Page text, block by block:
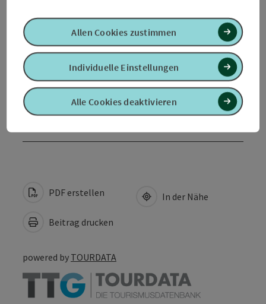
Preise
Eignung
PDF erstellen
Beitrag drucken
In der Nähe
powered by TOURDATA
Alle Cookies deaktivieren
Individuelle Einstellungen
Allen Cookies zustimmen